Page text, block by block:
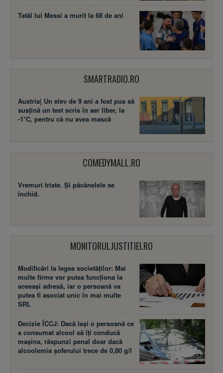
Tatăl lui Messi a murit la 68 de ani
SMARTRADIO.RO
Austria| Un elev de 9 ani a fost pus să
susţină un test scris în aer liber, la
-1°C, pentru că nu avea mască
COMEDYMALL.RO
Vremuri triste. Şi păcănelele se
închid.
MONITORULJUSTITIEI.RO
Modificări la legea societăţilor: Mai
multe firme vor putea funcţiona la
aceeaşi adresă, iar o persoană va
putea fi asociat unic în mai multe
SRL
Decizie ÎCCJ: Dacă laşi o persoană ce
a consumat alcool să îţi conducă
maşina, răspunzi penal doar dacă
alcoolemia şoferului trece de 0,80 g/l